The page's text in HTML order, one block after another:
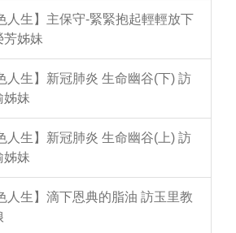
人生】主保守-緊緊抱起輕輕放下
芳姊妹
人生】新冠肺炎 生命幽谷(下) 訪
姊妹
人生】新冠肺炎 生命幽谷(上) 訪
姊妹
人生】滴下恩典的脂油 訪玉里教